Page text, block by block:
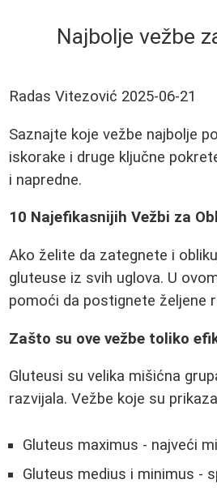
Najbolje vežbe
Radas Vitezović 2025-06-21
Saznajte koje vežbe najbolje
iskorake i druge ključne
i napredne.
10 Najefikasnijih Vežbi za
Ako želite da zategnete i
gluteuse iz svih uglova. U
pomoći da postignete željene
Zašto su ove vežbe toliko
Gluteusi su velika mišićna
razvijala. Vežbe koje su
Gluteus maximus - najveći
Gluteus medius i minimus -